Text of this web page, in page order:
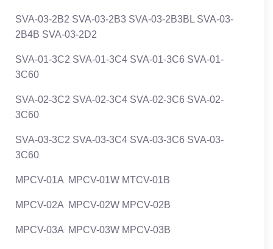
SVA-03-2B2 SVA-03-2B3 SVA-03-2B3BL SVA-03-
2B4B SVA-03-2D2
SVA-01-3C2 SVA-01-3C4 SVA-01-3C6 SVA-01-
3C60
SVA-02-3C2 SVA-02-3C4 SVA-02-3C6 SVA-02-
3C60
SVA-03-3C2 SVA-03-3C4 SVA-03-3C6 SVA-03-
3C60
MPCV-01A MPCV-01W MTCV-01B
MPCV-02A MPCV-02W MPCV-02B
MPCV-03A MPCV-03W MPCV-03B